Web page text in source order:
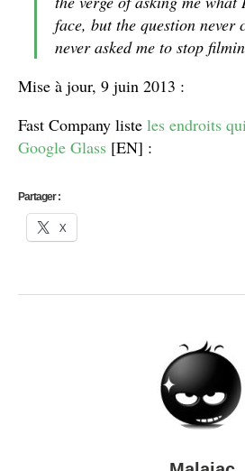
face, but the question never
never asked me to stop
Mise à jour, 9 juin 2013 :
Fast Company liste les endroits
Google Glass [EN] :
Partager :
X